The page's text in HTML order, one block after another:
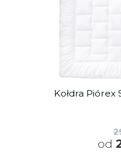
Kołdra Piórex
od